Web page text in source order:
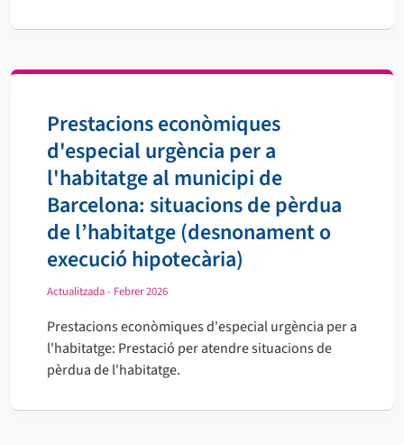
Prestacions econòmiques
d'especial urgència per a
l'habitatge al municipi de
Barcelona: situacions de pèrdua
de l’habitatge (desnonament o
execució hipotecària)
Actualitzada - Febrer 2026
Prestacions econòmiques d'especial urgència per a
l'habitatge: Prestació per atendre situacions de
pèrdua de l'habitatge.